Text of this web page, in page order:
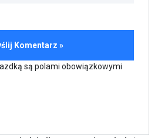
są polami obowiązkowymi